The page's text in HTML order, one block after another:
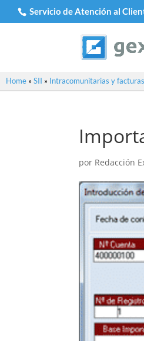
Servicio de Atención al
Home » SII » Intracomunitarias y
por Redacción